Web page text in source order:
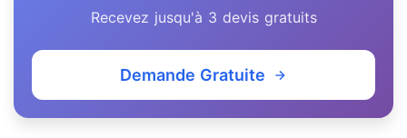
Recevez jusqu'à 3 devis gratuits
Demande Gratuite